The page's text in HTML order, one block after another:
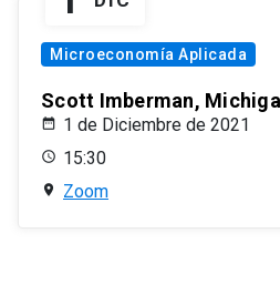
Microeconomía Aplicada
Scott Imberman,
1 de Diciembre de 2021
15:30
Zoom